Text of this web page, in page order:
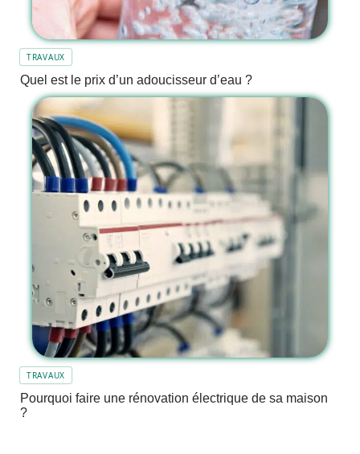
TRAVAUX
Quel est le prix d’un adoucisseur d’eau ?
TRAVAUX
Pourquoi faire une rénovation électrique de sa maison
?